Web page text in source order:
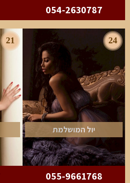
054-2630787
24
יול המושלמת
055-9661768
21